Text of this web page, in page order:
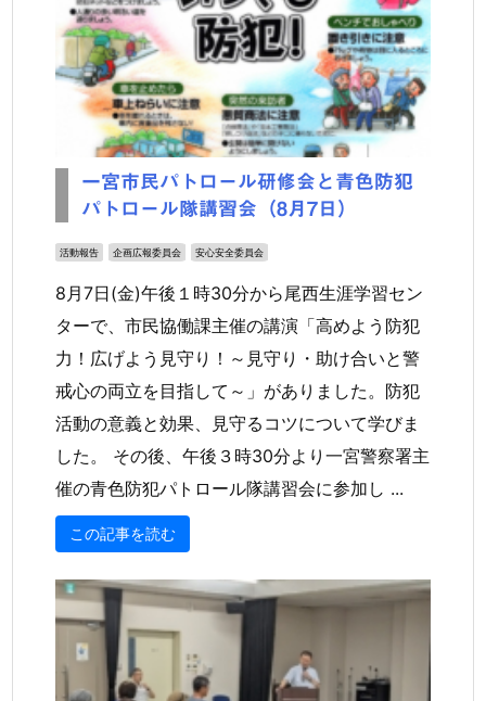
一宮市民パトロール研修会と青色防犯
パトロール隊講習会（8月7日）
活動報告 企画広報委員会 安心安全委員会
8月7日(金)午後１時30分から尾西生涯学習セン
ターで、市民協働課主催の講演「高めよう防犯
力！広げよう見守り！～見守り・助け合いと警
戒心の両立を目指して～」がありました。防犯
活動の意義と効果、見守るコツについて学びま
した。 その後、午後３時30分より一宮警察署主
催の青色防犯パトロール隊講習会に参加し ...
この記事を読む